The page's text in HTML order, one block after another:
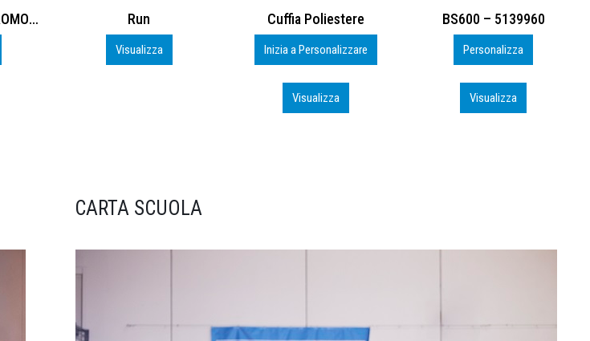
Cuffia Poliestere
Inizia a Personalizzare
BS600 – 5139960
Personalizza
Visualizza
Toppe ricamate in HD
Personalizza
Visualizza
CARTA SCUOLA